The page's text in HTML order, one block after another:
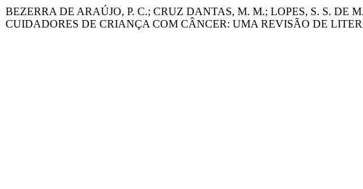
BEZERRA DE ARAÚJO, P. C.; CRUZ DANTAS, M. M.; LOPES, S. S.
CUIDADORES DE CRIANÇA COM CÂNCER: UMA REVISÃO DE